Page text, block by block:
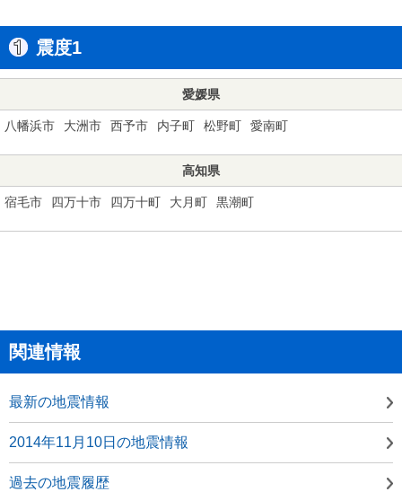
震度1
愛媛県
八幡浜市 大洲市 西予市 内子町 松野町 愛南町
高知県
宿毛市 四万十市 四万十町 大月町 黒潮町
関連情報
最新の地震情報
2014年11月10日の地震情報
過去の地震履歴